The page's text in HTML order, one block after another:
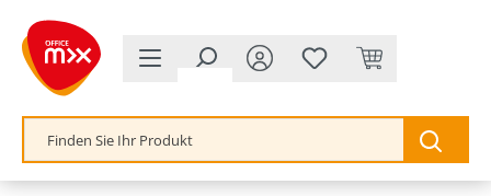
springen